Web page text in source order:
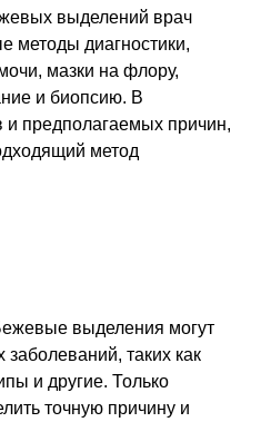
выделений врач
методы диагностики,
мазки на флору,
и биопсию. В
и предполагаемых причин,
метод
выделения могут
таких как
и другие. Только
точную причину и